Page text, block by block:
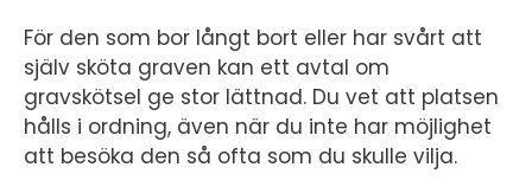
För den som bor långt bort eller har svårt att
själv sköta graven kan ett avtal om
gravskötsel ge stor lättnad. Du vet att platsen
hålls i ordning, även när du inte har möjlighet
att besöka den så ofta som du skulle vilja.